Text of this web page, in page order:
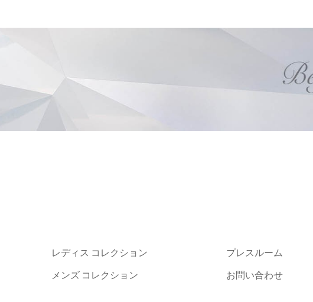
レディス コレクション
メンズ コレクション
プレスルーム
お問い合わせ